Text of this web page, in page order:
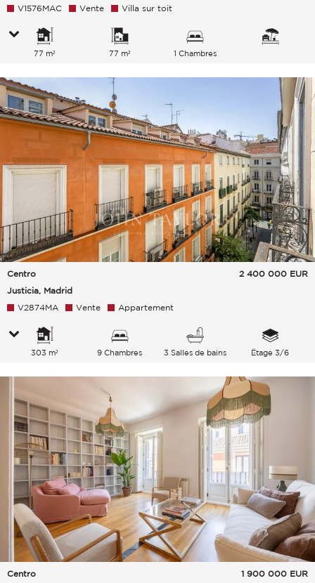
V1576MAC Vente Villa sur toit
77 m² 77 m² 1 Chambres
Centro
Justicia, Madrid
2 400 000 EUR
V2874MA Vente Appartement
303 m² 9 Chambres 3 Salles de bains Étage 3/6
Centro 1 900 000 EUR